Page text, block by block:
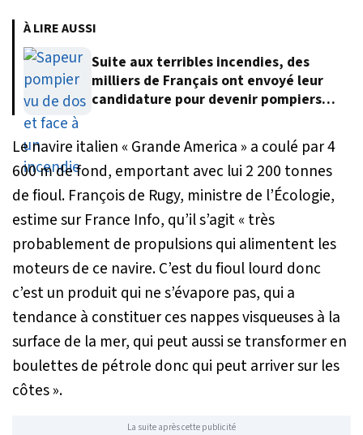
À LIRE AUSSI
Suite aux terribles incendies, des
milliers de Français ont envoyé leur
candidature pour devenir pompiers
Le navire italien « Grande America » a coulé par 4
600 m de fond, emportant avec lui 2 200 tonnes
de fioul. François de Rugy, ministre de l’Écologie,
estime sur France Info, qu’il s’agit« très
probablement de propulsions qui alimentent les
moteurs de ce navire. C’est du fioul lourd donc
c’est un produit qui ne s’évapore pas, qui a
tendance à constituer ces nappes visqueuses à la
surface de la mer, qui peut aussi se transformer en
boulettes de pétrole donc qui peut arriver sur les
côtes ».
La suite après cette publicité